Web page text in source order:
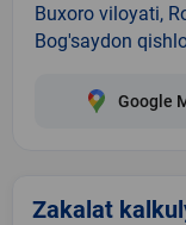
Buxoro viloyati,
Bog'saydon
Google
Zakalat